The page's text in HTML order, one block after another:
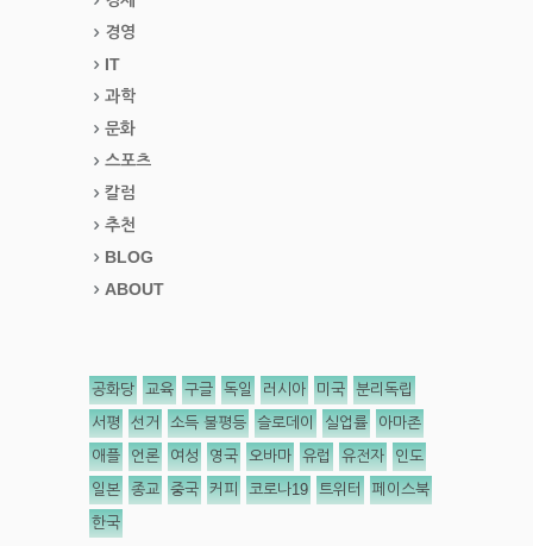
경영
IT
과학
문화
스포츠
칼럼
추천
BLOG
ABOUT
공화당 교육 구글 독일 러시아 미국 분리독립
서평 선거 소득 불평등 슬로데이 실업률 아마존
애플 언론 여성 영국 오바마 유럽 유전자 인도
일본 종교 중국 커피 코로나19 트위터 페이스북
한국